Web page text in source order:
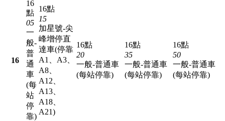
16
16
點
05
一
般-
普
通
車
(每
站
停
靠)
16點
15
加星號-尖
峰增停直
達車(停靠
A1、A3、
A8、
A12、
A13、
A18、
A21)
16點
20
一般-普通車
(每站停靠)
16點
35
一般-普通車
(每站停靠)
16點
50
一般-普通車
(每站停靠)